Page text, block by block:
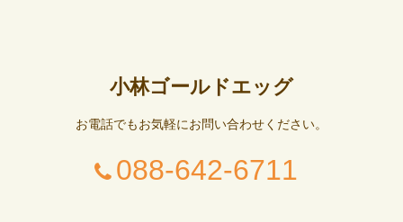
小林ゴールドエッグ
お電話でもお気軽にお問い合わせください。
088-642-6711